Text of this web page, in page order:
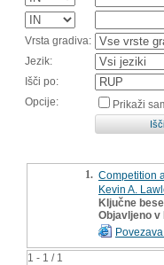
Vrsta gradiva:
Jezik:
Išči po:
Opcije:
Prikaži
1 - 1 / 1
1. Competition
Kevin A.
Ključne
Objavljeno v